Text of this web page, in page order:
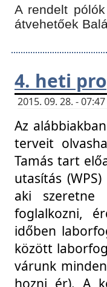
A rendelt
átvehetőek
4. heti
2015. 09. 28. -
Az
terveit
Tamás tart
utasítás
aki szeretne
foglalkozni,
időben
között
várunk
hozni ér). A